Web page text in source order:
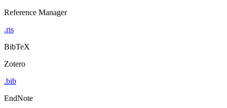
Reference Manager
.ris
BibTeX
Zotero
.bib
EndNote